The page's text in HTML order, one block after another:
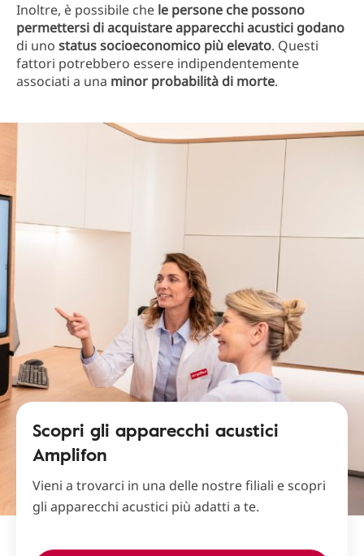
Inoltre, è possibile che le persone che possono
permettersi di acquistare apparecchi acustici godano
di uno status socioeconomico più elevato. Questi
fattori potrebbero essere indipendentemente
associati a una minor probabilità di morte.
Scopri gli apparecchi acustici
Amplifon
Vieni a trovarci in una delle nostre filiali e scopri
gli apparecchi acustici più adatti a te.